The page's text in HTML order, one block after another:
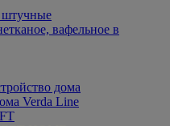
штучные
вафельное в
дома
Verda Line